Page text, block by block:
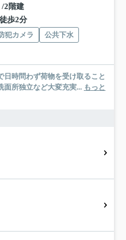
/2階建
歩2分
犯カメラ
公共下水
時問わず荷物を受け取ること
面所独立など大変充実... もっと